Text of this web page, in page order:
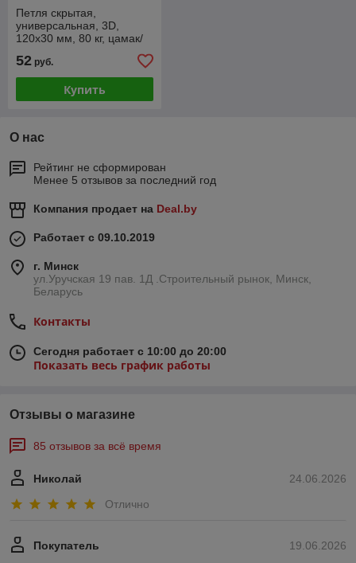
Петля скрытая,
универсальная, 3D,
120x30 мм, 80 кг, цамак/
матовое, черный, белый,
золото)
52 руб.
Купить
О нас
Рейтинг не сформирован
Менее 5 отзывов за последний год
Компания продает на Deal.by
Работает с 09.10.2019
г. Минск
ул.Уручская 19 пав. 1Д .Строительный рынок, Минск,
Беларусь
Контакты
Сегодня работает с 10:00 до 20:00
Показать весь график работы
Отзывы о магазине
85 отзывов за всё время
24.06.2026
Николай
Отлично
19.06.2026
Покупатель